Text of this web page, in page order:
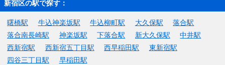
新宿区の駅で探す：
曙橋駅 牛込神楽坂駅 牛込柳町駅 大久保駅
落合駅
落合南長崎駅
神楽坂駅 下落合駅 新大久保駅
中井駅
西新宿駅
西新宿五丁目駅 西早稲田駅
東新宿駅
四谷三丁目駅
早稲田駅